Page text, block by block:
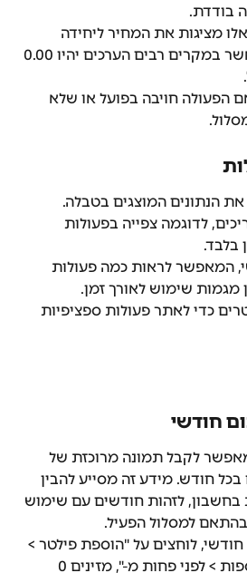
בודדת.
מציגות את המחיר ליחידה
הפעולה חויבה בפועל או שלא
הנתונים המוצגים בטבלה.
לדוגמה צפייה בפעולות
בלבד.
המאפשר לראות כמה פעולות
מגמות שימוש לאורך זמן.
כדי לאתר פעולות ספציפיות
חודשי
לקבל תמונה מרוכזת של
חודש. מידע זה מסייע להבין
בחשבון, לזהות חודשים עם שימוש
בהתאם למסלול הפעיל.
חודשי, לוחצים על "הוספת פילטר >